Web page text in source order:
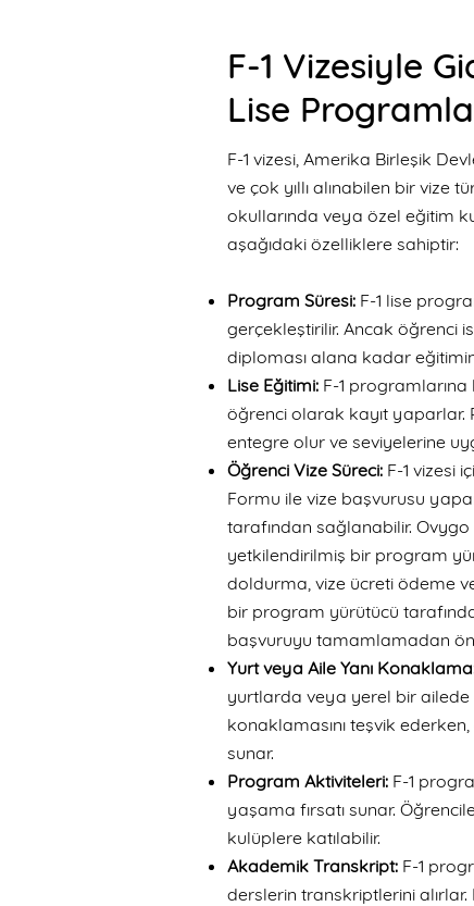
F-1 Vizesiyle
Lise
F-1 vizesi, Amerika Birleşik
ve çok yıllı alınabilen bir vize
okullarında veya özel eğitim
aşağıdaki özelliklere sahiptir:
Program Süresi: F-1 lise
gerçekleştirilir. Ancak öğrenci
diploması alana kadar
Lise Eğitimi: F-1
öğrenci olarak kayıt yaparlar.
entegre olur ve seviyelerine
Öğrenci Vize Süreci: F-1 vizesi
Formu ile vize başvurusu
tarafından sağlanabilir.
yetkilendirilmiş bir program
doldurma, vize ücreti ödeme
bir program yürütücü
başvuruyu tamamlamadan
Yurt veya Aile Yanı
yurtlarda veya yerel bir ailede
konaklamasını teşvik
sunar.
Program Aktiviteleri: F-1
yaşama fırsatı sunar.
kulüplere katılabilir.
Akademik Transkript: F-1
derslerin transkriptlerini